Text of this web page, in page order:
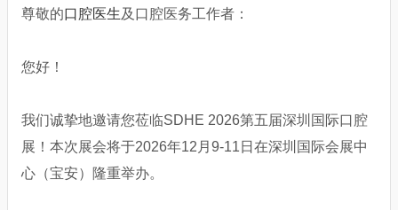
尊敬的口腔医生及口腔医务工作者：
您好！
我们诚挚地邀请您莅临SDHE 2026第五届深圳国际口腔
展！本次展会将于2026年12月9-11日在深圳国际会展中
心（宝安）隆重举办。